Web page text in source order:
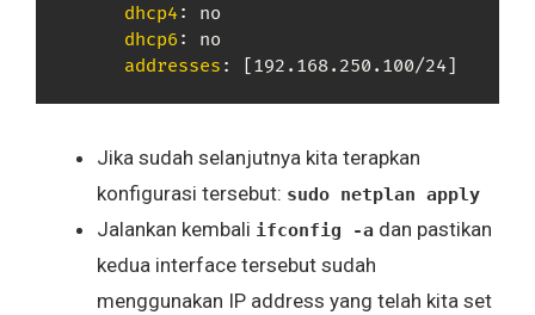
dhcp4:
no
dhcp6 :
no
addresses : [192.168.250.100/24]
Jika sudah selanjutnya kita terapkan
konfigurasi tersebut: sudo netplan apply
Jalankan kembali ifconfig -a dan pastikan
kedua interface tersebut sudah
menggunakan IP address yang telah kita set